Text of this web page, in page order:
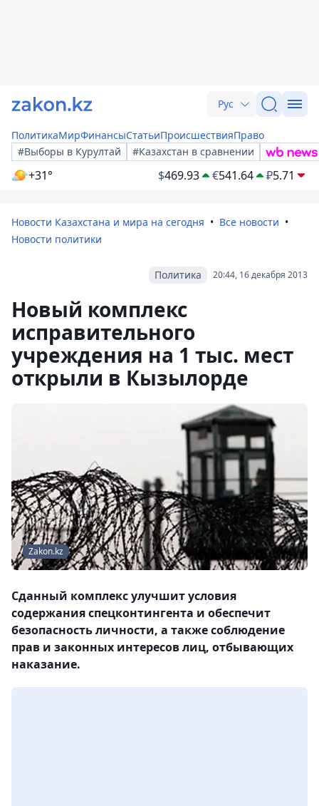
Рус
ПолитикаМирФинансыСтатьиПроисшествияПраво
#Выборы в Курултай
#Казахстан в сравнении
+31° $469.93 €541.64 ₽5.71
Новости Казахстана и мира на сегодня
Все новости
Новости политики
20:44, 16 декабря 2013
Политика
Новый комплекс
исправительного
учреждения на 1 тыс. мест
открыли в Кызылорде
Zakon.kz
Сданный комплекс улучшит условия
содержания спецконтингента и обеспечит
безопасность личности, а также соблюдение
прав и законных интересов лиц, отбывающих
наказание.